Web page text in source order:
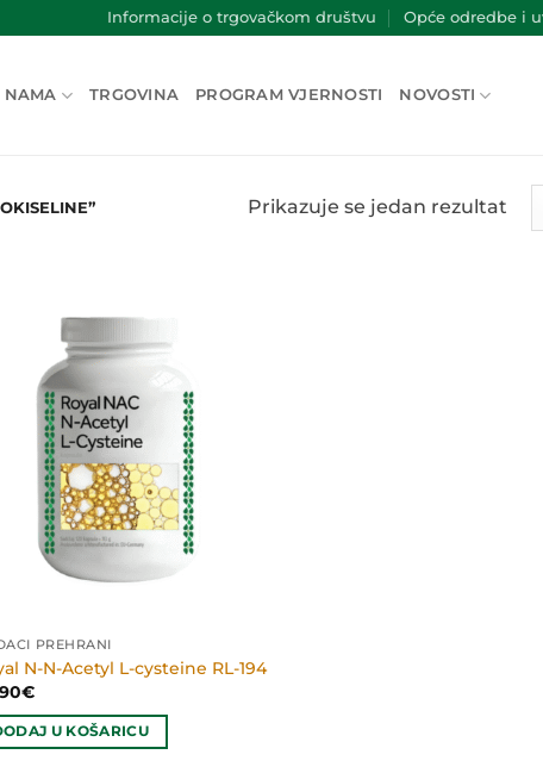
Informacije o trgovačkom društvu Opće odredbe i
NAMA TRGOVINA PROGRAM VJERNOSTI NOVOSTI
Prikazuje se jedan rezultat
PREHRANI
N-N-Acetyl L-cysteine RL-194
€
U KOŠARICU